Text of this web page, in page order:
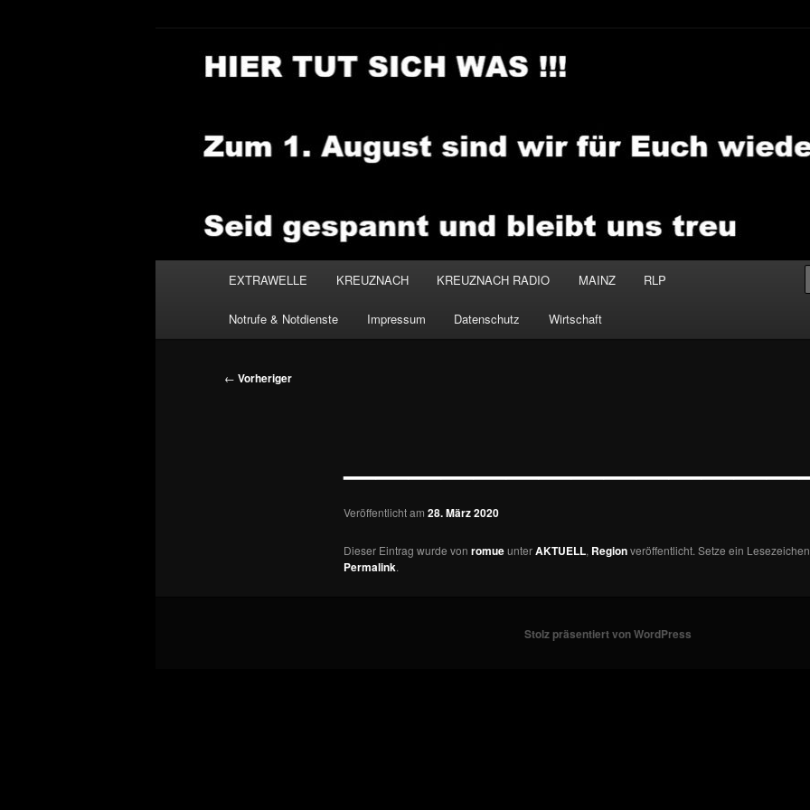
EXTRAWELLE KREUZNACH KREUZNACH RADIO MAINZ RLP
Notrufe & Notdienste Impressum Datenschutz Wirtschaft
Beitragsnavigation
← Vorheriger
Veröffentlicht am 28. März 2020
Dieser Eintrag wurde von romueunterAKTUELL, Regionveröffentlicht. Setze ein
Permalink.
Stolz präsentiert von WordPress